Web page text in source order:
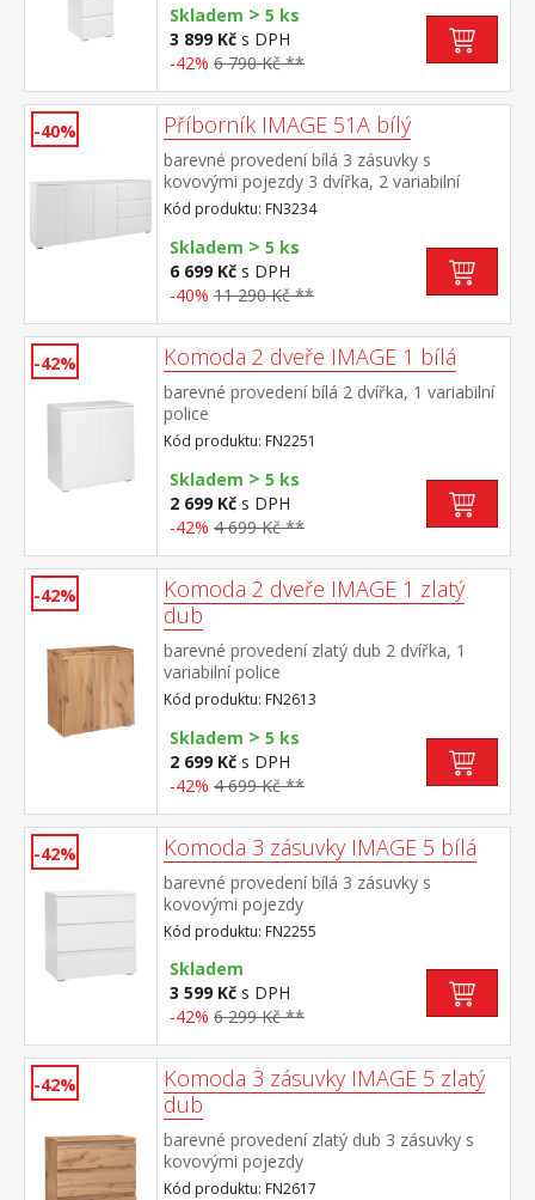
Skladem > 5 ks
3 899 Kč s DPH
-42% 6 790 Kč **
-40% Příborník IMAGE 51A bílý
barevné provedení bílá 3 zásuvky s
kovovými pojezdy 3 dvířka, 2 variabilní
police
Kód produktu: FN3234
Skladem > 5 ks
6 699 Kč s DPH
-40% 11 290 Kč **
-42% Komoda 2 dveře IMAGE 1 bílá
barevné provedení bílá 2 dvířka, 1 variabilní
police
Kód produktu: FN2251
Skladem > 5 ks
2 699 Kč s DPH
-42% 4 699 Kč **
-42%
Komoda 2 dveře IMAGE 1 zlatý
dub
barevné provedení zlatý dub 2 dvířka, 1
variabilní police
Kód produktu: FN2613
Skladem > 5 ks
2 699 Kč s DPH
-42% 4 699 Kč **
-42% Komoda 3 zásuvky IMAGE 5 bílá
barevné provedení bílá 3 zásuvky s
kovovými pojezdy
Kód produktu: FN2255
Skladem
3 599 Kč s DPH
-42% 6 299 Kč **
-42%
Komoda 3 zásuvky IMAGE 5 zlatý
dub
barevné provedení zlatý dub 3 zásuvky s
kovovými pojezdy
Kód produktu: FN2617